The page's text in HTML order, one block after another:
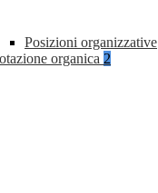
Posizioni organizzative
organica 2